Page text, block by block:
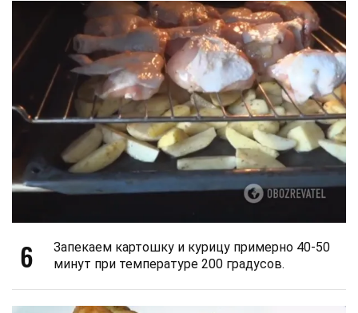
6
Запекаем картошку и курицу примерно 40-50
минут при температуре 200 градусов.